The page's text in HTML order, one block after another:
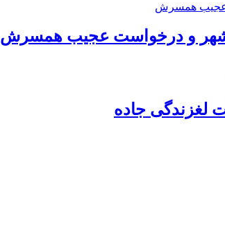
و درخواست عجیب همسرش
لغزندگی جاده